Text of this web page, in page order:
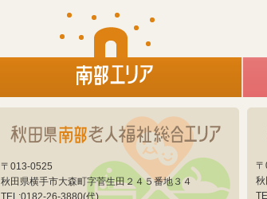
〒013-0525
秋田県横手市大森町字菅生田２４５番地３４
TEL:0182-26-3880(代)